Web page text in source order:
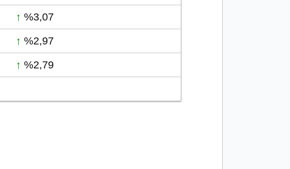
↑ %3,07
↑ %2,97
↑ %2,79